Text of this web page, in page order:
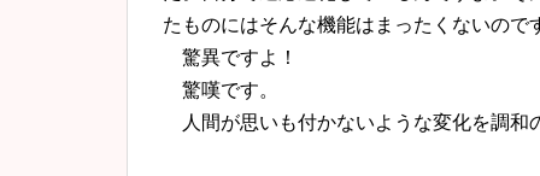
たものにはそんな機能はまったくないので
驚異ですよ！
驚嘆です。
人間が思いも付かないような変化を調和